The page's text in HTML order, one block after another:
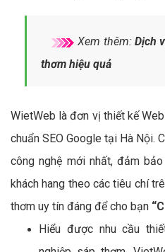
Xem thêm: Dịch
thơm hiệu quả
WietWeb là đơn vị thiết kế
chuẩn SEO Google tại Hà Nội.
công nghệ mới nhất, đảm
khách hang theo các tiêu chí
thơm uy tín đáng để cho bạn
Hiểu được nhu cầu